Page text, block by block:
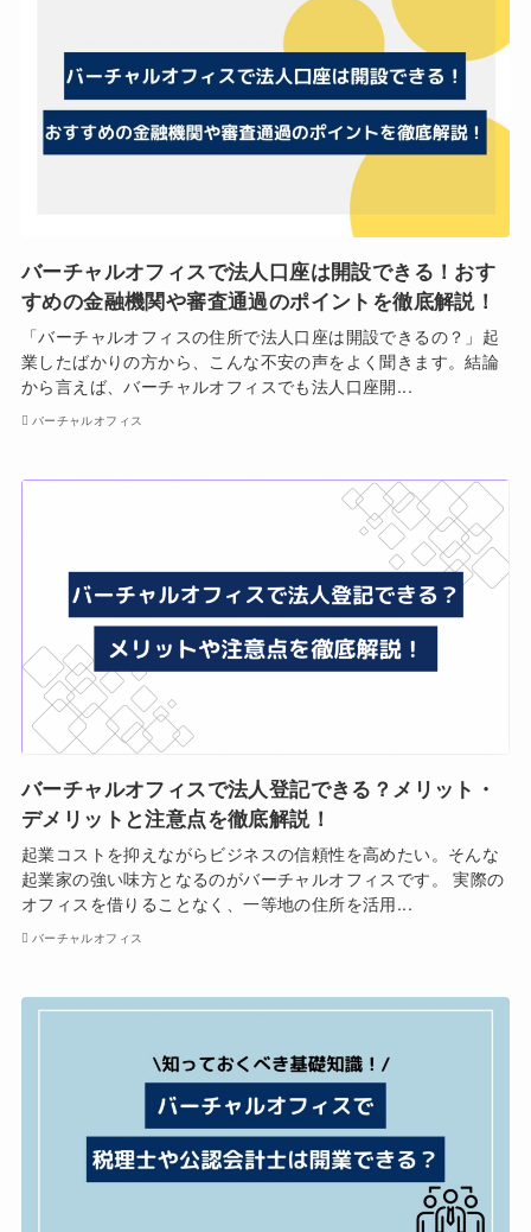
バーチャルオフィスで法人口座は開設できる！おす
すめの金融機関や審査通過のポイントを徹底解説！
「バーチャルオフィスの住所で法人口座は開設できるの？」起
業したばかりの方から、こんな不安の声をよく聞きます。結論
から言えば、バーチャルオフィスでも法人口座開...
バーチャルオフィス
バーチャルオフィスで法人登記できる？メリット・
デメリットと注意点を徹底解説！
起業コストを抑えながらビジネスの信頼性を高めたい。そんな
起業家の強い味方となるのがバーチャルオフィスです。 実際の
オフィスを借りることなく、一等地の住所を活用...
バーチャルオフィス